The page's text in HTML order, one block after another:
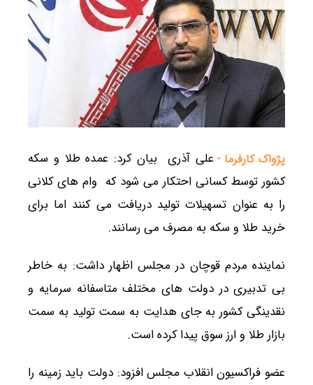
پژواک کارفرما - علی آذری بیان کرد: عمده طلا و سکه
کشور توسط کسانی احتکار می شود که وام های کلانی
را به عنوان تسهیلات تولید دریافت می کنند اما برای
خرید طلا و سکه به مصرف می رسانند.
نماینده مردم قوچان در مجلس اظهار داشت: به خاطر
بی تدبیری در دولت های مختلف متاسفانه سرمایه و
نقدینگی کشور به جای هدایت به سمت تولید به سمت
بازار طلا و ارز سوق پیدا کرده است.
عضو فراکسیون انقلاب مجلس افزود: دولت باید زمینه را